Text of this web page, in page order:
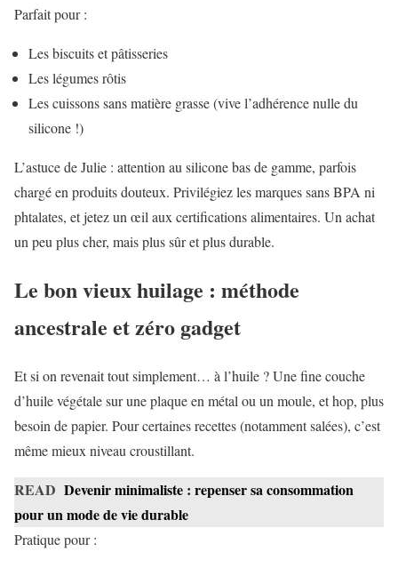
Parfait pour :
Les biscuits et pâtisseries
Les légumes rôtis
Les cuissons sans matière grasse (vive l’adhérence nulle du
silicone !)
L’astuce de Julie : attention au silicone bas de gamme, parfois
chargé en produits douteux. Privilégiez les marques sans BPA ni
phtalates, et jetez un œil aux certifications alimentaires. Un achat
un peu plus cher, mais plus sûr et plus durable.
Le bon vieux huilage : méthode
ancestrale et zéro gadget
Et si on revenait tout simplement… à l’huile ? Une fine couche
d’huile végétale sur une plaque en métal ou un moule, et hop, plus
besoin de papier. Pour certaines recettes (notamment salées), c’est
même mieux niveau croustillant.
READ Devenir minimaliste : repenser sa consommation
pour un mode de vie durable
Pratique pour :